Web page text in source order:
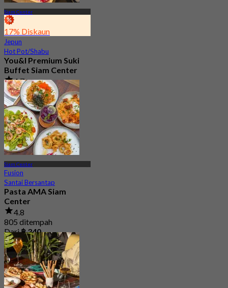
Siam Center
17% Diskaun
Jepun
Hot Pot/Shabu
You&I Premium Suki
Buffet Siam Center
4.7
3.3K ditempah
Dari฿ 498
Siam Center
Fusion
Santai Bersantap
Pasta AMA Siam
Center
4.8
805 ditempah
Dari฿ 340